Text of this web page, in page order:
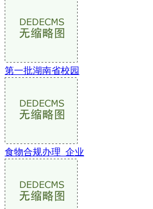
第一批湖南省校园
食物合规办理_企业